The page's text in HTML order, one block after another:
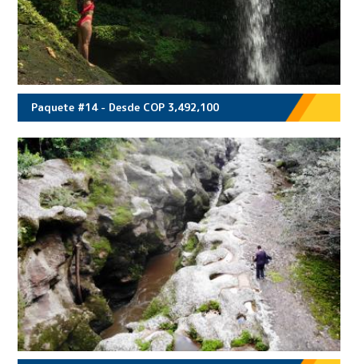
Paquete #14 - Desde COP 3,492,100